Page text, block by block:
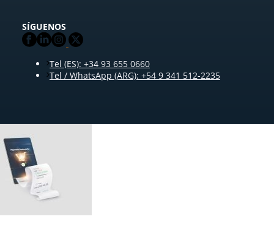
SÍGUENOS
Tel (ES): +34 93 655 0660
Tel / WhatsApp (ARG): +54 9 341 512-2235